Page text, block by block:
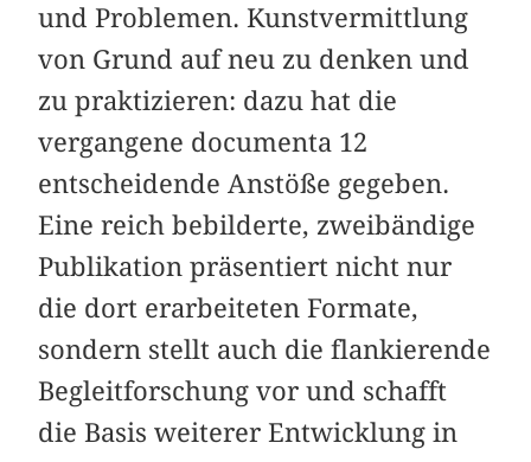
und Problemen. Kunstvermittlung
von Grund auf neu zu denken und
zu praktizieren: dazu hat die
vergangene documenta 12
entscheidende Anstöße gegeben.
Eine reich bebilderte, zweibändige
Publikation präsentiert nicht nur
die dort erarbeiteten Formate,
sondern stellt auch die flankierende
Begleitforschung vor und schafft
die Basis weiterer Entwicklung in